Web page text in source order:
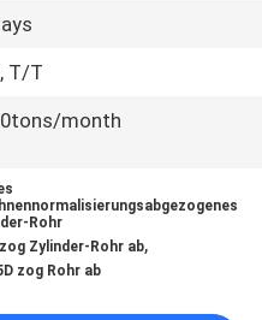
T/T
month
Rohr
Zylinder-Rohr ab,
zog Rohr ab